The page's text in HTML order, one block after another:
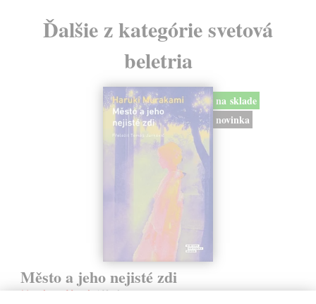
Ďalšie z kategórie svetová
beletria
na sklade
novinka
Město a jeho nejisté zdi
Murakami Haruki| Kniha